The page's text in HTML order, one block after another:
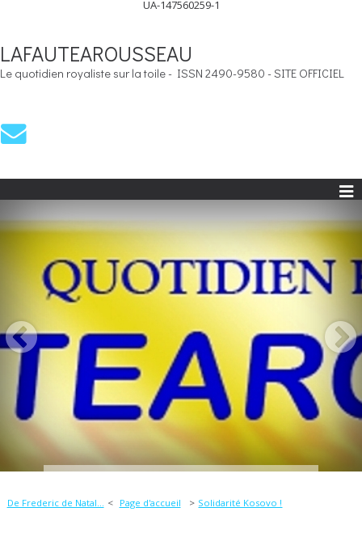
UA-147560259-1
LAFAUTEAROUSSEAU
Le quotidien royaliste sur la toile - ISSN 2490-9580 - SITE OFFICIEL
De Frederic de Natal... Page d'accueil Solidarité Kosovo !